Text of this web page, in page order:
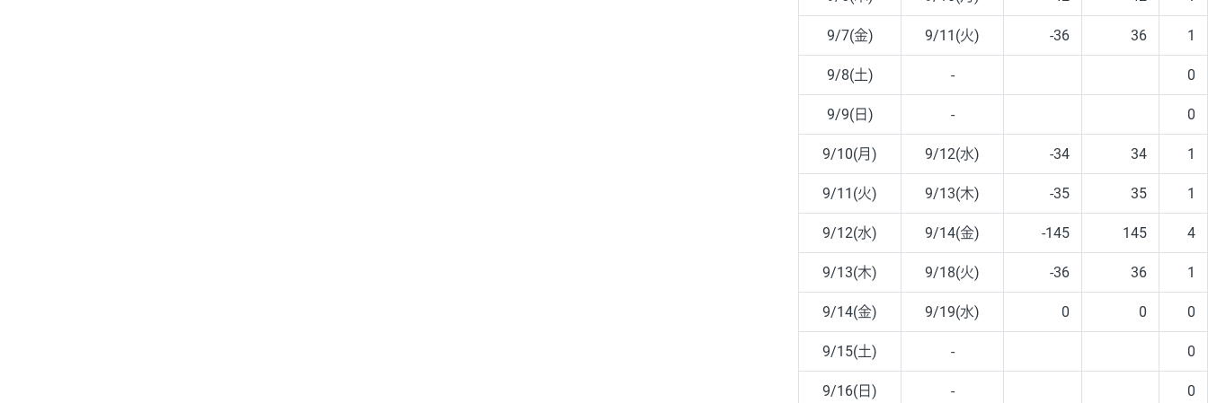
9/7(金) 9/11(火) -36 36 1
9/8(土) - 0
9/9(日) - 0
9/10(月) 9/12(水) -34 34 1
9/11(火) 9/13(木) -35 35 1
9/12(水) 9/14(金) -145 145 4
9/13(木) 9/18(火) -36 36 1
9/14(金) 9/19(水) 0 0 0
9/15(土) - 0
9/16(日) - 0